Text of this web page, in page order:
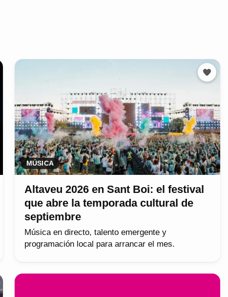
MÚSICA
Altaveu 2026 en Sant Boi: el festival
que abre la temporada cultural de
septiembre
Música en directo, talento emergente y
programación local para arrancar el mes.